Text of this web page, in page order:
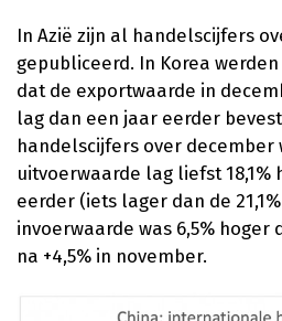
In Azië zijn al handelscijfers
gepubliceerd. In Korea
dat de exportwaarde in
lag dan een jaar eerder
handelscijfers over december
uitvoerwaarde lag liefst 18,1%
eerder (iets lager dan de
invoerwaarde was 6,5% hoger
na +4,5% in november.